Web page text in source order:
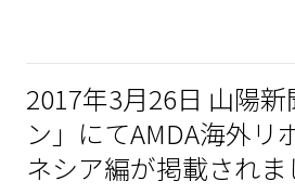
2017年3月26日 山陽
ン」にてAMDA海外リ
ネシア編が掲載されま